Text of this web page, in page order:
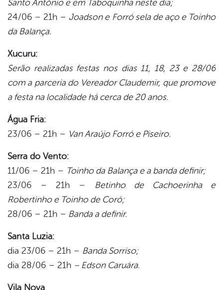
Santo Antônio e em Taboquinha neste dia;
24/06 – 21h – Joadson e Forró sela de aço e Toinho
da Balança.
Xucuru:
Serão realizadas festas nos dias 11, 18, 23 e 28/06
com a parceria do Vereador Claudemir, que promove
a festa na localidade há cerca de 20 anos.
Água Fria:
23/06 – 21h – Van Araújo Forró e Piseiro.
Serra do Vento:
11/06 – 21h – Toinho da Balança e a banda definir;
23/06 – 21h –
Betinho de Cachoerinha e
Robertinho e Toinho de Coró;
28/06 – 21h – Banda a definir.
Santa Luzia:
dia 23/06 – 21h – Banda Sorriso;
dia 28/06 – 21h – Edson Caruára.
Vila Nova